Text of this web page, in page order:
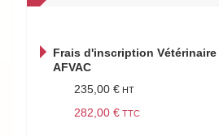
Frais d'inscription
AFVAC
235,00 €
282,00 €